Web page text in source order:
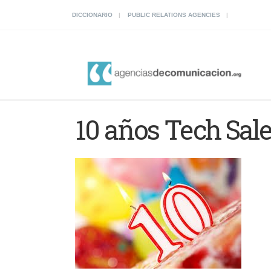
DICCIONARIO PUBLIC RELATIONS AGENCIES
10 años Tech